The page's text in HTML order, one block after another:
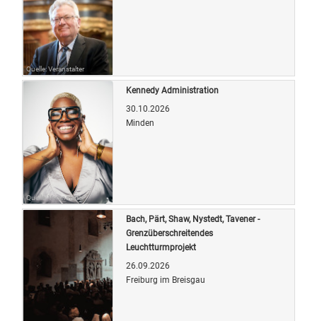
Quelle: Veranstalter
Quelle: Veranstalter
Kennedy Administration
30.10.2026
Minden
Bach, Pärt, Shaw, Nystedt, Tavener -
Grenzüberschreitendes
Leuchtturmprojekt
26.09.2026
Freiburg im Breisgau